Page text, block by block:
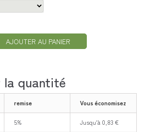
AJOUTER AU PANIER
la quantité
remise Vous économisez
5% Jusqu'à 0,83 €